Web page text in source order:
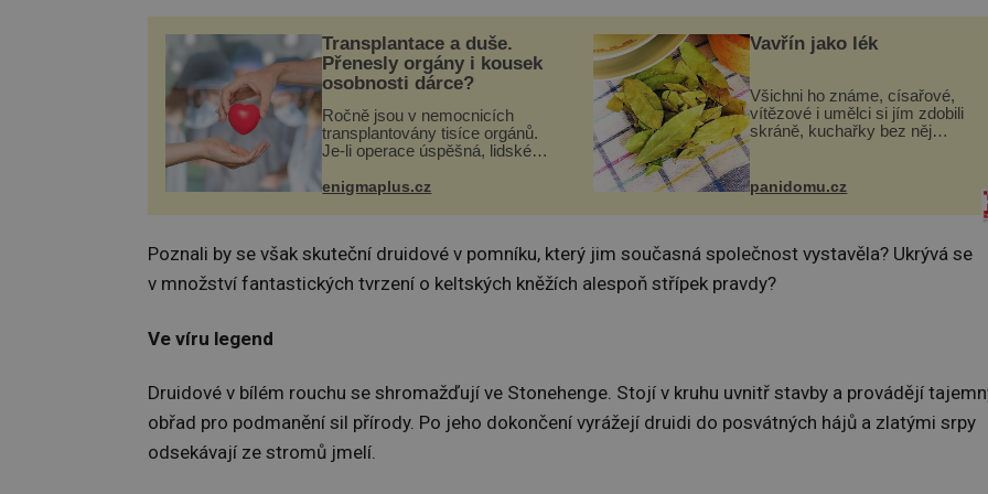
Transplantace a duše.
Přenesly orgány i kousek
osobnosti dárce?
Ročně jsou v nemocnicích
transplantovány tisíce orgánů.
Je-li operace úspěšná, lidské
své a pacient může vést
při transplantaci nepřijímám...
enigmaplus.cz
Vavřín jako lék
Všichni ho známe, císařové,
vítězové i umělci si jím zdobili
skráně, kuchařky bez něj
zmírnit některé naše neduhy.
Obsahuje v malém množství
ně...
panidomu.cz
Poznali by se však skuteční druidové v pomníku, který jim současná společnost vystavěla? Ukrývá se
v množství fantastických tvrzení o keltských kněžích alespoň střípek pravdy?
Ve víru legend
Druidové v bílém rouchu se shromažďují ve Stonehenge. Stojí v kruhu uvnitř stavby a provádějí
obřad pro podmanění sil přírody. Po jeho dokončení vyrážejí druidi do posvátných hájů a zlatými srpy
odsekávají ze stromů jmelí.